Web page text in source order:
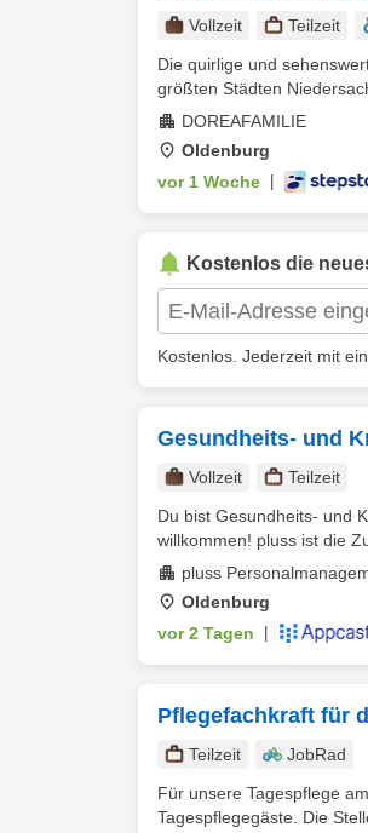
Vollzeit Teilzeit
Die quirlige und
größten Städten
DOREAFAMILIE
Oldenburg
vor 1 Woche
Kostenlos die
Kostenlos. Jederzeit mit
Gesundheits- und
Vollzeit
Teilzeit
Du bist Gesundheits- und
willkommen! pluss ist die
pluss
Oldenburg
vor 2 Tagen
Pflegefachkraft für
Teilzeit
JobRad
Für unsere Tagespflege
Tagespflegegäste. Die